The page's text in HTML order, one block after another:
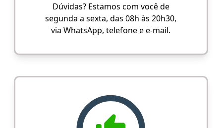
Dúvidas? Estamos com você de
segunda a sexta, das 08h às 20h30,
via WhatsApp, telefone e e-mail.